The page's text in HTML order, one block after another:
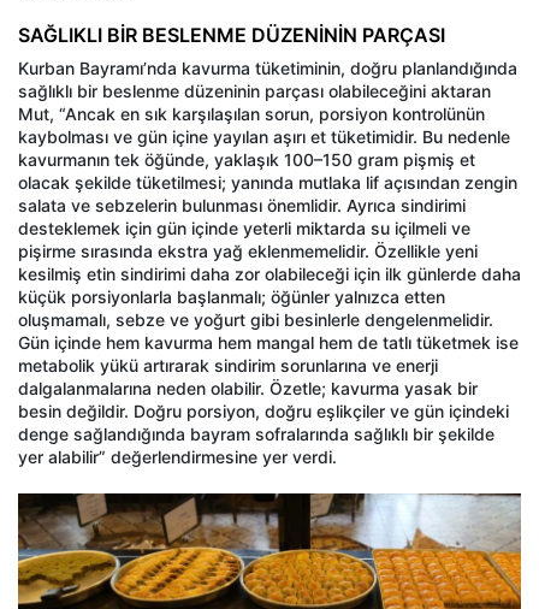
SAĞLIKLI BİR BESLENME DÜZENİNİN PARÇASI
Kurban Bayramı’nda kavurma tüketiminin, doğru planlandığında
sağlıklı bir beslenme düzeninin parçası olabileceğini aktaran
Mut, “Ancak en sık karşılaşılan sorun, porsiyon kontrolünün
kaybolması ve gün içine yayılan aşırı et tüketimidir. Bu nedenle
kavurmanın tek öğünde, yaklaşık 100–150 gram pişmiş et
olacak şekilde tüketilmesi; yanında mutlaka lif açısından zengin
salata ve sebzelerin bulunması önemlidir. Ayrıca sindirimi
desteklemek için gün içinde yeterli miktarda su içilmeli ve
pişirme sırasında ekstra yağ eklenmemelidir. Özellikle yeni
kesilmiş etin sindirimi daha zor olabileceği için ilk günlerde daha
küçük porsiyonlarla başlanmalı; öğünler yalnızca etten
oluşmamalı, sebze ve yoğurt gibi besinlerle dengelenmelidir.
Gün içinde hem kavurma hem mangal hem de tatlı tüketmek ise
metabolik yükü artırarak sindirim sorunlarına ve enerji
dalgalanmalarına neden olabilir. Özetle; kavurma yasak bir
besin değildir. Doğru porsiyon, doğru eşlikçiler ve gün içindeki
denge sağlandığında bayram sofralarında sağlıklı bir şekilde
yer alabilir” değerlendirmesine yer verdi.